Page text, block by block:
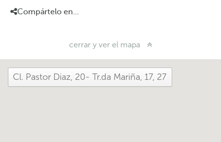
Compártelo en...
cerrar y ver el mapa